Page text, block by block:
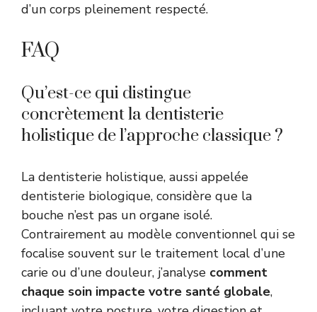
d’un corps pleinement respecté.
FAQ
Qu’est-ce qui distingue
concrètement la dentisterie
holistique de l’approche classique ?
La dentisterie holistique, aussi appelée
dentisterie biologique, considère que la
bouche n’est pas un organe isolé.
Contrairement au modèle conventionnel qui se
focalise souvent sur le traitement local d’une
carie ou d’une douleur, j’analyse comment
chaque soin impacte votre santé globale,